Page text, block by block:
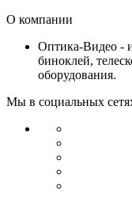
О компании
Оптика-Видео -
биноклей,
оборудования.
Мы в социальных